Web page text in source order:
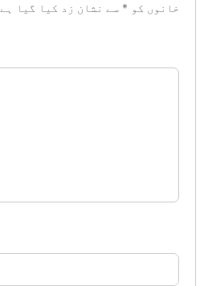
خانوں کو * سے نشان زد کیا گیا ہے